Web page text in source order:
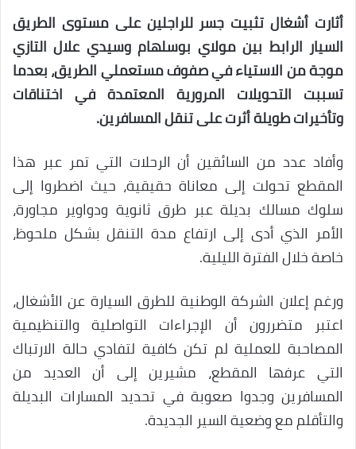
أثارت أشغال تثبيت جسر للراجلين على مستوى الطريق
السيار الرابط بين مولاي بوسلهام وسيدي علال التازي
موجة من الاستياء في صفوف مستعملي الطريق، بعدما
تسببت التحويلات المرورية المعتمدة في اختناقات
وتأخيرات طويلة أثرت على تنقل المسافرين.
وأفاد عدد من السائقين أن الرحلات التي تمر عبر هذا
المقطع تحولت إلى معاناة حقيقية، حيث اضطروا إلى
سلوك مسالك بديلة عبر طرق ثانوية ودواوير مجاورة،
الأمر الذي أدى إلى ارتفاع مدة التنقل بشكل ملحوظ،
خاصة خلال الفترة الليلية.
ورغم إعلان الشركة الوطنية للطرق السيارة عن الأشغال،
اعتبر متضررون أن الإجراءات التواصلية والتنظيمية
المصاحبة للعملية لم تكن كافية لتفادي حالة الارتباك
التي عرفها المقطع، مشيرين إلى أن العديد من
المسافرين وجدوا صعوبة في تحديد المسارات البديلة
والتأقلم مع وضعية السير الجديدة.